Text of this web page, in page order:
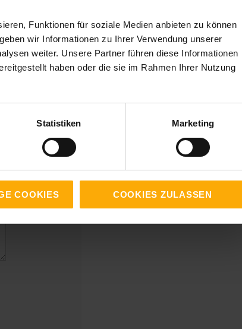
Funktionen für soziale Medien anbieten zu können
wir Informationen zu Ihrer Verwendung unserer
weiter. Unsere Partner führen diese Informationen
haben oder die sie im Rahmen Ihrer Nutzung
Statistiken Marketing
COOKIES COOKIES ZULASSEN
HubSpot CRM(40)
CRM(35)